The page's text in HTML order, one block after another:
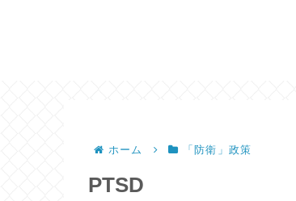
ホーム 「防衛」政策
PTSD